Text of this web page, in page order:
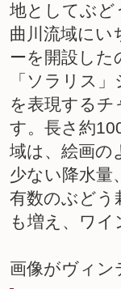
地としてぶど
曲川流域にい
ーを開設し
「ソラリス
を表現する
す。長さ約
域は、絵画の
少ない降水量
有数のぶどう
も増え、ワ
画像がヴィン